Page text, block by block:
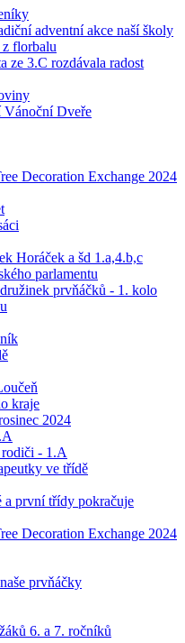
adventní akce naší školy
z florbalu
ze 3.C rozdávala radost
Vánoční Dveře
Decoration Exchange 2024
Horáček a šd 1.a,4.b,c
parlamentu
prvňáčků - 1. kolo
kraje
2024
- 1.A
ve třídě
a první třídy pokračuje
Decoration Exchange 2024
prvňáčky
6. a 7. ročníků